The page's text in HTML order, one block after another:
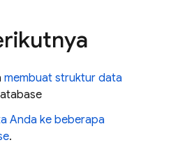
membuat struktur data
Anda ke beberapa
.